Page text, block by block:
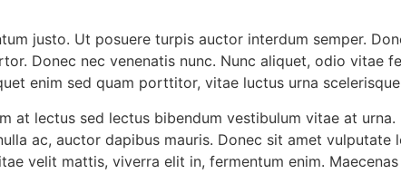
justo. Ut posuere turpis auctor interdum semper.
Donec nec venenatis nunc. Nunc aliquet, odio vitae
enim sed quam porttitor, vitae luctus urna
at lectus sed lectus bibendum vestibulum vitae at urna.
ac, auctor dapibus mauris. Donec sit amet vulputate
velit mattis, viverra elit in, fermentum enim.